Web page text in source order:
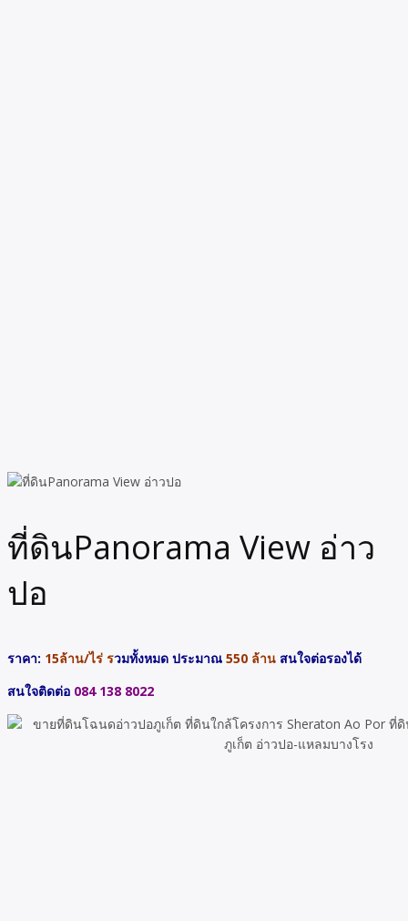
ที่ดินPanorama View อ่าว
ปอ
ราคา: 15ล้าน/ไร่ รวมทั้งหมด ประมาณ 550 ล้าน สนใจต่อรองได้
สนใจติดต่อ 084 138 8022